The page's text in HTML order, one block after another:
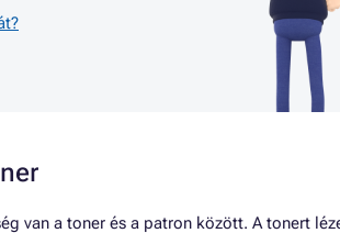
van a toner és a patron között. A tonert